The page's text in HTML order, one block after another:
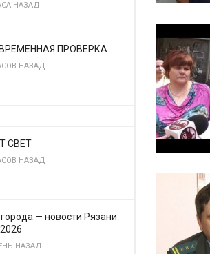
НАЗАД
ПРОВЕРКА
НАЗАД
СВЕТ
НАЗАД
— новости Рязани
НАЗАД